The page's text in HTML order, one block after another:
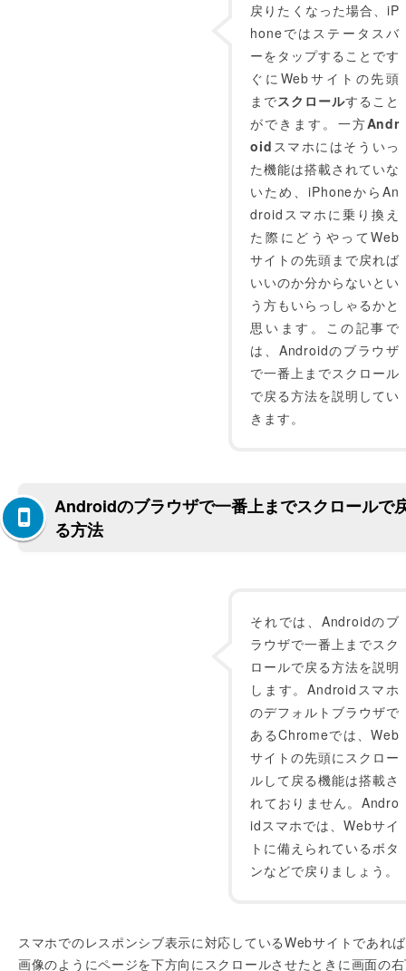
戻りたくなった場合、iP
honeではステータスバ
ーをタップすることです
ぐにWebサイトの先頭
までスクロールすること
ができます。一方Andr
oid スマホにはそういっ
た機能は搭載されていな
いため、iPhoneからAn
droidスマホに乗り換え
た際にどうやってWeb
サイトの先頭まで戻れば
いいのか分からないとい
う方もいらっしゃるかと
思います。この記事で
は、Androidのブラウザ
で一番上までスクロール
で戻る方法を説明してい
きます。
Androidのブラウザで一番上までスクロールで
る方法
それでは、Androidのブ
ラウザで一番上までスク
ロールで戻る方法を説明
します。Androidスマホ
のデフォルトブラウザで
あるChromeでは、Web
サイトの先頭にスクロー
ルして戻る機能は搭載さ
れておりません。Andro
idスマホでは、Webサイ
トに備えられているボタ
ンなどで戻りましょう。
スマホでのレスポンシブ表示に対応しているWebサイトであれ
画像のようにページを下方向にスクロールさせたときに画面の